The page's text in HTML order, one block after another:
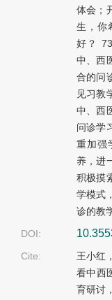
体会；
生，你
好？
中、西
合的问
见习教
中、西
问诊学
重加强
养，进
积极摸
学模式
诊的教
DOI:
Cite:
王小红
看中西
育研讨，